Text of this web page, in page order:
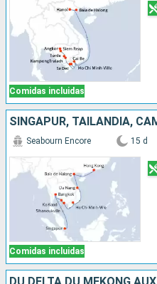
Comidas incluidas
Comidas incluidas
Seabourn Encore 15 d